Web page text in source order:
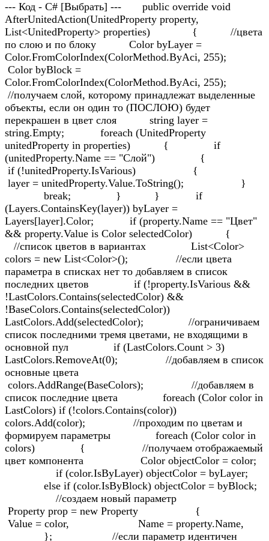
--- Код - C# [Выбрать] --- public override void
AfterUnitedAction(UnitedProperty property,
List<UnitedProperty> properties) { //цвета
по слою и по блоку Color byLayer =
Color.FromColorIndex(ColorMethod.ByAci, 255);
Color byBlock =
Color.FromColorIndex(ColorMethod.ByAci, 255);
//получаем слой, которому принадлежат выделенные
объекты, если он один то (ПОСЛОЮ) будет
перекрашен в цвет слоя string layer =
string.Empty; foreach (UnitedProperty
unitedProperty in properties) { if
(unitedProperty.Name == "Слой") {
if (!unitedProperty.IsVarious) {
layer = unitedProperty.Value.ToString(); }
break; } } if
(Layers.ContainsKey(layer)) byLayer =
Layers[layer].Color; if (property.Name == "Цвет"
&& property.Value is Color selectedColor) {
//список цветов в вариантах List<Color>
colors = new List<Color>(); //если цвета
параметра в списках нет то добавляем в список
последних цветов if (!property.IsVarious &&
!LastColors.Contains(selectedColor) &&
!BaseColors.Contains(selectedColor))
LastColors.Add(selectedColor); //ограничиваем
список последними тремя цветами, не входящими в
основной пул if (LastColors.Count > 3)
LastColors.RemoveAt(0); //добавляем в список
основные цвета
colors.AddRange(BaseColors); //добавляем в
список последние цвета foreach (Color color in
LastColors) if (!colors.Contains(color))
colors.Add(color); //проходим по цветам и
формируем параметры foreach (Color color in
colors) { //получаем отображаемый
цвет компонента Color objectColor = color;
if (color.IsByLayer) objectColor = byLayer;
else if (color.IsByBlock) objectColor = byBlock;
//создаем новый параметр
Property prop = new Property {
Value = color, Name = property.Name,
}; //если параметр идентичен